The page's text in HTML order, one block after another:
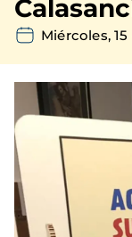
Miércoles,